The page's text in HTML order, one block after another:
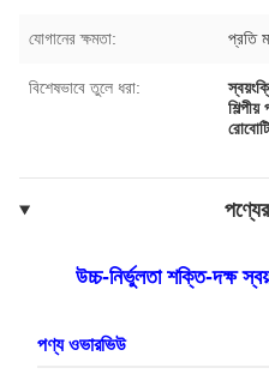
যোগানের ক্ষমতা: প্রতি
বিশেষভাবে তুলে ধরা:
পণ্যের
উচ্চ-নির্ভুলতা শক্তি-দক্ষ
পণ্য ওভারভিউ